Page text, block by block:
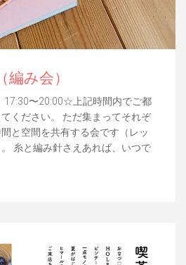
み会）
17:30〜20:00☆上記時間内でご都
ください。 ただ集まってそれぞ
と空間を共有する会です（レッ
糸と編み針さえあれば、いつで